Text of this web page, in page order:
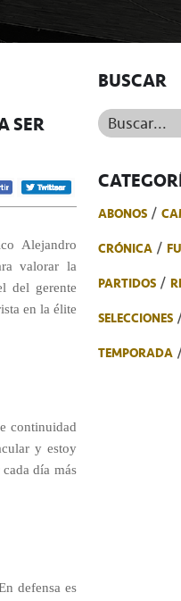
SER
Alejandro
valorar la
del gerente
en la élite
continuidad
y estoy
día más
defensa es
BUSCAR
Buscar...
ABONOS
CRÓNICA
PARTIDOS
SELECCIONES
TEMPORADA